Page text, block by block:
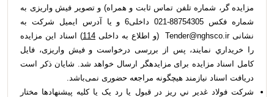
مزایده­ گر، شماره تلفن تماس ثابت و همراه) و تصویر فیش واریزی به
شماره فکس 88754305-021 داخلی6 و یا آدرس ایمیل شرکت به
نشانی Tender@nghsco.ir (و اطلاع به داخلی
114) اسناد این مزایده
را خریداري نمایند، پس از بررسی درخواست و فیش واریزی، فایل
کامل اسناد مزایده برای مزایده­گر ارسال خواهد شد. شایان ذکر است
دریافت اسناد نیازمند هیچگونه مراجعه حضوری نمی‌باشد.
شركت فولاد غدير ني ­ريز در قبول یا رد یک یا کلیه پیشنهادها مختار